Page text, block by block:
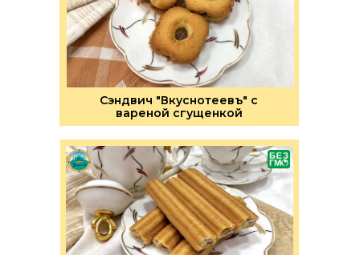
Сэндвич "Вкуснотеевъ" с
вареной сгущенкой